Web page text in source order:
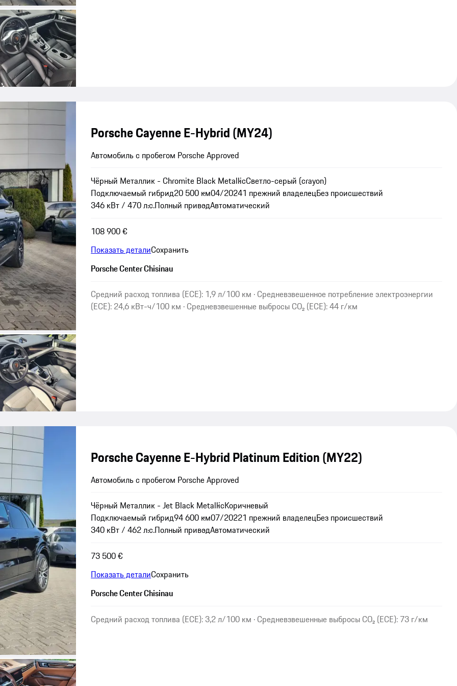
Porsche Cayenne E-Hybrid (MY24)
Автомобиль с пробегом Porsche Approved
Чёрный Металлик - Chromite Black MetallicСветло-серый (crayon)
Подключаемый гибрид20 500 км04/20241 прежний владелецБез происшествий
346 кВт / 470 л.с.Полный приводАвтоматический
108 900 €
Показать деталиСохранить
Porsche Center Chisinau
Средний расход топлива (ECE): 1,9 л/100 км · Средневзвешенное потребление электроэнергии
(ECE): 24,6 кВт-ч/100 км · Средневзвешенные выбросы CO₂ (ECE): 44 г/км
Porsche Cayenne E-Hybrid Platinum Edition (MY22)
Автомобиль с пробегом Porsche Approved
Чёрный Металлик - Jet Black MetallicКоричневый
Подключаемый гибрид94 600 км07/20221 прежний владелецБез происшествий
340 кВт / 462 л.с.Полный приводАвтоматический
73 500 €
Показать деталиСохранить
Porsche Center Chisinau
Средний расход топлива (ECE): 3,2 л/100 км · Средневзвешенные выбросы CO₂ (ECE): 73 г/км